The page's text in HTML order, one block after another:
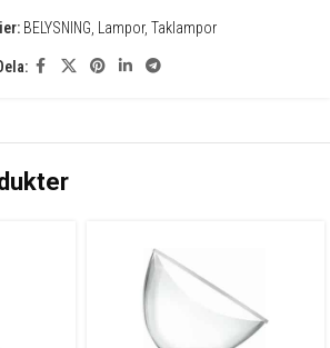
BELYSNING, Lampor, Taklampor